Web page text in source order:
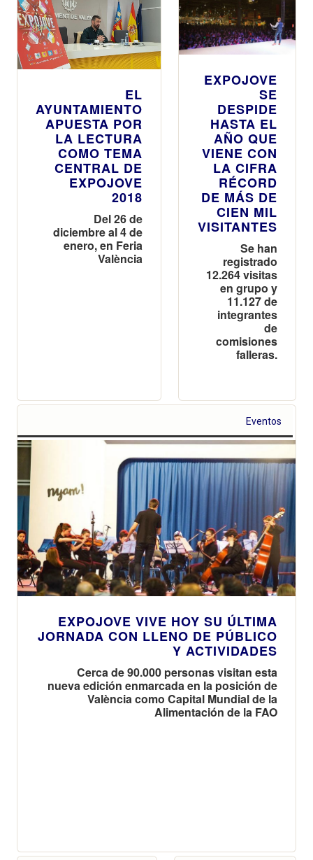
EL
AYUNTAMIENTO
APUESTA POR
LA LECTURA
COMO TEMA
CENTRAL DE
EXPOJOVE
2018
Del 26 de
diciembre al 4 de
enero, en Feria
València
EXPOJOVE
SE
DESPIDE
HASTA EL
AÑO QUE
VIENE CON
LA CIFRA
RÉCORD
DE MÁS DE
CIEN MIL
VISITANTES
Se han
registrado
12.264 visitas
en grupo y
11.127 de
integrantes
de
comisiones
falleras.
Eventos
EXPOJOVE VIVE HOY SU ÚLTIMA
JORNADA CON LLENO DE PÚBLICO
Y ACTIVIDADES
Cerca de 90.000 personas visitan esta
nueva edición enmarcada en la posición de
València como Capital Mundial de la
Alimentación de la FAO